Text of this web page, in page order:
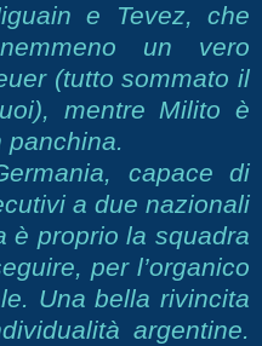
e Tevez, che
un vero
(tutto sommato il
mentre Milito è
capace di
a due nazionali
è proprio la squadra
per l’organico
Una bella rivincita
argentine.